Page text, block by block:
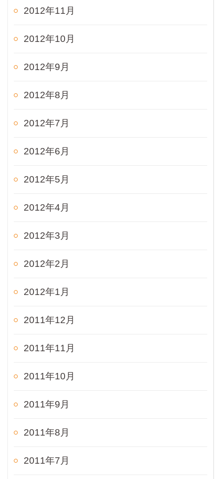
2012年11月
2012年10月
2012年9月
2012年8月
2012年7月
2012年6月
2012年5月
2012年4月
2012年3月
2012年2月
2012年1月
2011年12月
2011年11月
2011年10月
2011年9月
2011年8月
2011年7月